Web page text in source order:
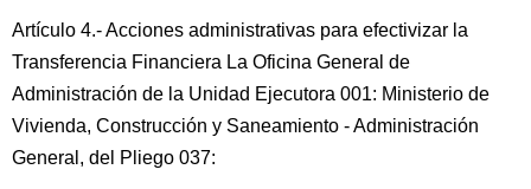
Artículo 4.- Acciones administrativas para efectivizar la
Transferencia Financiera La Oficina General de
Administración de la Unidad Ejecutora 001: Ministerio de
Vivienda, Construcción y Saneamiento - Administración
General, del Pliego 037: